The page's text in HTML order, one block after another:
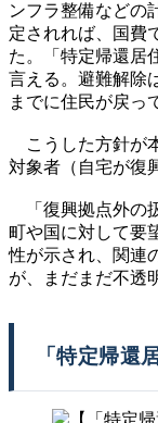
ンフラ整備などの
定されれば、国費
た。「特定帰還居
言える。避難解除
までに住民が戻っ
こうした方針が
対象者（自宅が復
「復興拠点外の
町や国に対して要
性が示され、関連
が、まだまだ不透
「特定帰還